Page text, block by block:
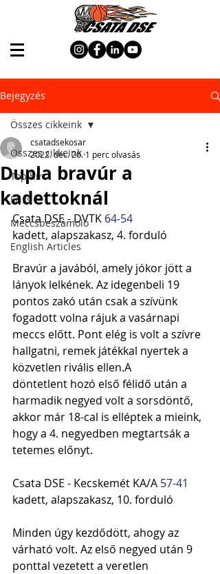
Bejegyzés
Összes cikkeink
Top hír
Friss
Meccsbeszámoló
English Articles
Összes cikkeink
Dupla bravúr a
kadettoknál
csatadsekosar
2022. dec. 20. 1 perc olvasás
Csata DSE - DVTK 64-54
kadett, alapszakasz, 4. forduló
Bravúr a javából, amely jókor jött a
lányok lelkének. Az idegenbeli 19
pontos zakó után csak a szívünk
fogadott volna rájuk a vasárnapi
meccs előtt. Pont elég is volt a szívre
hallgatni, remek játékkal nyertek a
közvetlen rivális ellen.A
döntetlent hozó első félidő után a
harmadik negyed volt a sorsdöntő,
akkor már 18-cal is elléptek a mieink,
hogy a 4. negyedben megtartsák a
tetemes előnyt.
Csata DSE - Kecskemét KA/A 57-41
kadett, alapszakasz, 10. forduló
Minden úgy kezdődött, ahogy az
várható volt. Az első negyed után 9
ponttal vezetett a veretlen